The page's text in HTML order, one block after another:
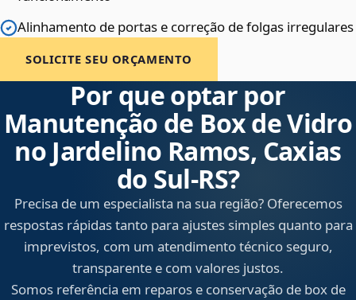
Alinhamento de portas e correção de folgas irregulares
SOLICITE SEU ORÇAMENTO
Por que optar por
Manutenção de Box de Vidro
no Jardelino Ramos, Caxias
do Sul‑RS?
Precisa de um especialista na sua região? Oferecemos
respostas rápidas tanto para ajustes simples quanto para
imprevistos, com um atendimento técnico seguro,
transparente e com valores justos.
Somos referência em reparos e conservação de box de